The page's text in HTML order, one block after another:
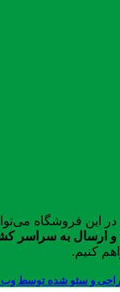
این فروشگاه
و ارسال به سراسر
کنیم.
و سئو شده توسط وب